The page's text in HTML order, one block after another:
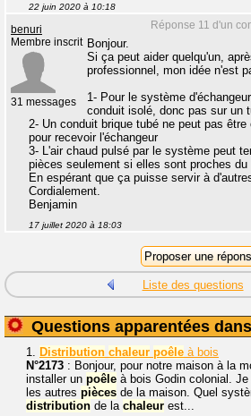
22 juin 2020 à 10:18
Réponse 11 d'un
benuri
Membre inscrit
31 messages
Bonjour.
Si ça peut aider quelqu'un,
professionnel, mon idée n'est
1- Pour le système
conduit isolé, donc pas sur un
2- Un conduit brique tubé ne peut pas
pour recevoir l'échangeur
3- L'air chaud pulsé par le système peut
pièces seulement si elles sont proches du
En espérant que ça puisse servir à
Cordialement.
Benjamin
17 juillet 2020 à 18:03
Liste des questions
Questions apparentées
1. Distribution chaleur poêle à bois
N°2173 : Bonjour, pour notre maison à la
installer un poêle à bois Godin colonial.
les autres pièces de la maison. Quel
distribution de la chaleur est...